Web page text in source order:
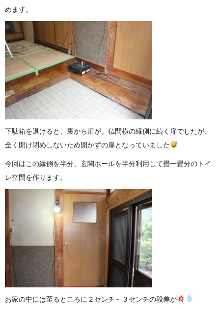
めます。
下駄箱を退けると、裏から扉が。仏間横の縁側に続く扉でしたが、
全く開け閉めしないため開かずの扉となっていました
今回はこの縁側を半分、玄関ホールを半分利用して畳一畳分のトイ
レ空間を作ります。
お家の中には至るところに２センチ～３センチの段差が